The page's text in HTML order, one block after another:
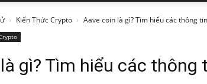
Kiến Thức Crypto Aave coin là gì? Tìm hiểu các thông
gì? Tìm hiểu các thông